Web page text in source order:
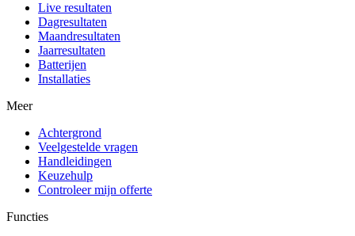
Live resultaten
Dagresultaten
Maandresultaten
Jaarresultaten
Batterijen
Installaties
Meer
Achtergrond
Veelgestelde vragen
Handleidingen
Keuzehulp
Controleer mijn offerte
Functies